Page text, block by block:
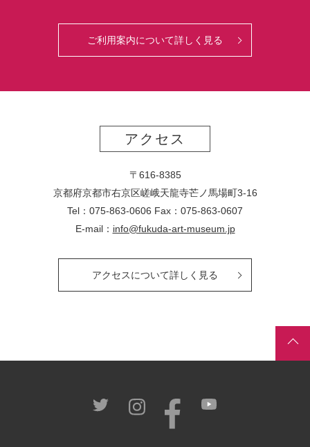
ご利用案内について詳しく見る
アクセス
〒616-8385
京都府京都市右京区嵯峨天龍寺芒ノ馬場町3-16
Tel：075-863-0606 Fax：075-863-0607
E-mail： info@fukuda-art-museum.jp
アクセスについて詳しく見る